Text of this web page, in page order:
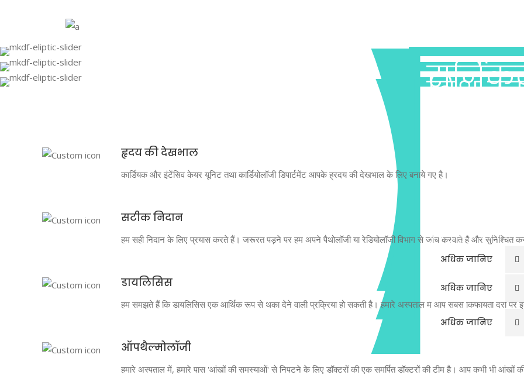
हमारे सर्जन आपको
गैस्ट्रोइंटेस्टाइनल से
अधिक जानिए
विश्व
में कार्डियक और
अधिक जानिए
सेवा प्रदान करना है
अधिक जानिए
हृदय की देखभाल
कार्डियक और इंटेंसिव केयर यूनिट तथा कार्डियोलॉजी डिपार्टमेंट आपके ह्रदय की देखभाल के लिए बनाये गए है।
सटीक निदान
हम सही निदान के लिए प्रयास करते हैं। जरूरत पड़ने पर हम अपने पैथोलॉजी या रेडियोलॉजी विभाग से जांच करवाते हैं और सुनिश्चित
डायलिसिस
हम समझते हैं कि डायलिसिस एक आर्थिक रूप से थका देने वाली प्रक्रिया हो सकती है। हमारे अस्पताल में आप सबसे किफायती दरों पर
ऑपथैल्मोलॉजी
हमारे अस्पताल में, हमारे पास 'आंखों की समस्याओं' से निपटने के लिए डॉक्टरों की एक समर्पित डॉक्टरों की टीम है। आप कभी भी